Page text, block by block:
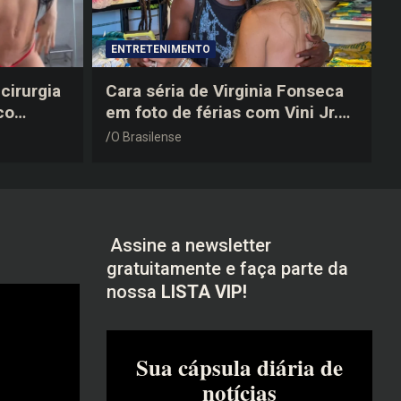
a
ENTRETENIMENTO
Cara séria de Virginia Fonseca
em foto de férias com Vini Jr.
vira piada na web: “Não
O Brasilense
Assine a newsletter
gratuitamente e faça parte da
nossa LISTA VIP!
Sua cápsula diária de
notícias